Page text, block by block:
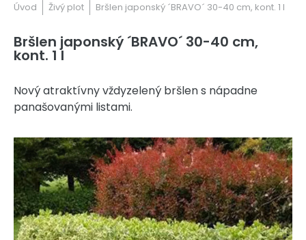
Úvod Živý plot Bršlen japonský ´BRAVO´ 30-40 cm, kont. 1 l
Bršlen japonský ´BRAVO´ 30-40 cm,
kont. 1 l
Nový atraktívny vždyzelený bršlen s nápadne
panašovanými listami.